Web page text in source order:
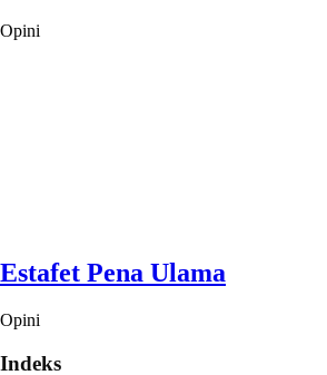
Opini
Estafet Pena Ulama
Opini
Indeks